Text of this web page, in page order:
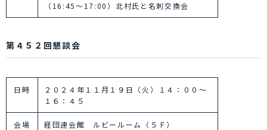
（16:45～17:00）北村氏と名刺交換会
第４５２回懇談会
日時
２０２４年１１月１９日（火）１４：００～
１６：４５
会場
経団連会館 ルビールーム（５Ｆ）